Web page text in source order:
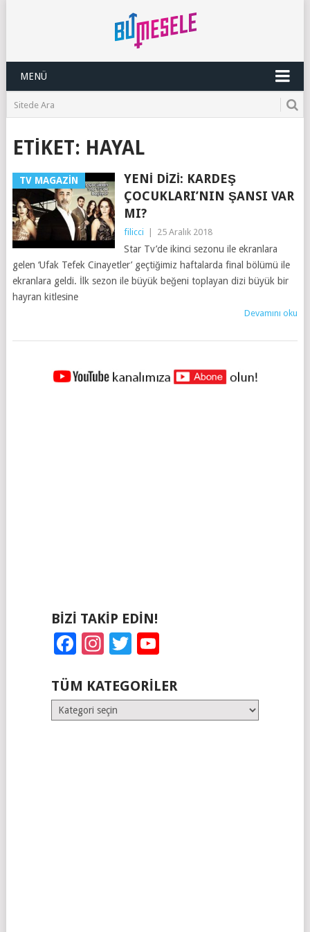
MENÜ
ETIKET: HAYAL
TV MAGAZIN
YENI DIZI: KARDEŞ
ÇOCUKLARI’NIN ŞANSI VAR
MI?
filicci 25 Aralık 2018
Star Tv’de ikinci sezonu ile ekranlara
gelen ‘Ufak Tefek Cinayetler’ geçtiğimiz haftalarda final bölümü ile
ekranlara geldi. İlk sezon ile büyük beğeni toplayan dizi büyük bir
hayran kitlesine
Devamını oku
YAZILAR
BIZI TAKIP EDIN!
Facebook
Instagram
Twitter
TÜM KATEGORILER
Tüm
Kategoriler